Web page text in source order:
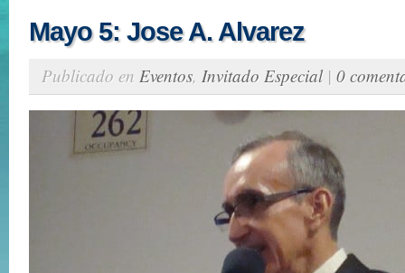
Mayo 5: Jose A. Alvarez
Publicado en Eventos, Invitado Especial| 0